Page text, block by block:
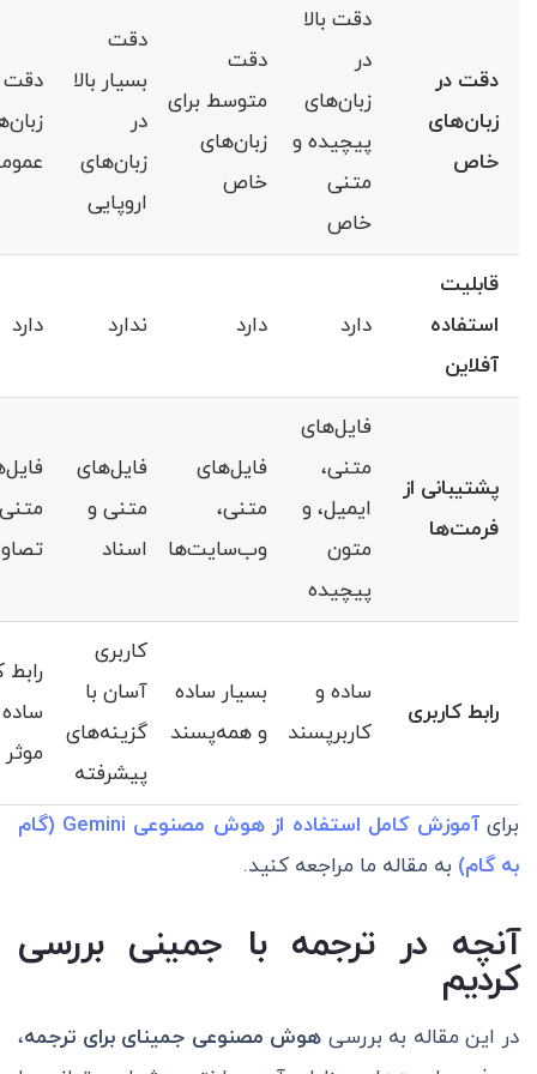
دقت در
زبان‌های
خاص
دقت بالا
در
زبان‌های
پیچیده و
متنی
خاص
دقت
متوسط برای
زبان‌های
خاص
دقت
بسیار بالا
در
زبان‌های
اروپایی
دقت
قابلیت
استفاده
آفلاین
دارد دارد ندارد دارد
پشتیبانی از
فرمت‌ها
فایل‌های
متنی،
ایمیل، و
متون
پیچیده
فایل‌های
متنی،
وب‌سایت‌ها
فایل‌های
متنی و
اسناد
رابط کاربری
ساده و
کاربرپسند
بسیار ساده
و همه‌پسند
کاربری
آسان با
گزینه‌های
پیشرفته
رابط
موثر
برای
آموزش کامل استفاده از هوش مصنوعی Gemini (گام
به گام) به مقاله ما مراجعه کنید.
آنچه در ترجمه با جمینی بررسی
کردیم
در این مقاله به بررسی هوش مصنوعی جمینای برای ترجمه،